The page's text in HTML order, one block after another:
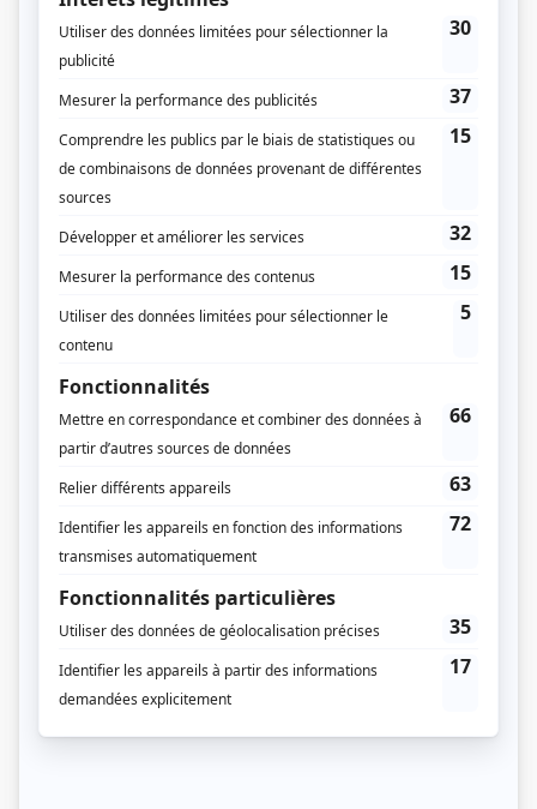
Annie Langlois
Robin Balzano
Kristine Metz
Éric Valiquette
Annik Alder
Zone3
Diffuseur(s)
Télé-Québec
Durée et heure de diffusion
288 épisodes au total
Saison 1: Diffusée du lundi au jeudi à 18h30(30 minutes)
Saison 2: Diffusée du lundi au jeudi à 18h30(30 minutes)